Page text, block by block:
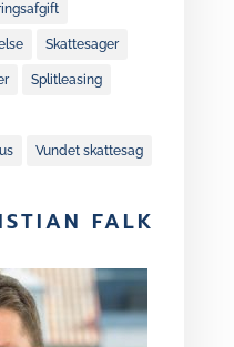
Skattesager
Splitleasing
Vundet skattesag
FALK